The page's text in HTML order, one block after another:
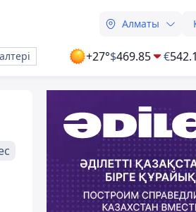
Алматы
+27°$469.85 €